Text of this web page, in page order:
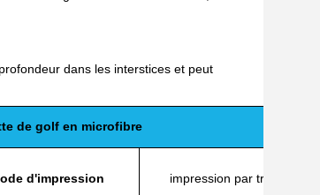
dans les interstices et peut
de golf en microfibre
d'impression impression par transfert,